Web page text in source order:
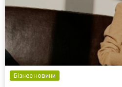
Бізнес новини